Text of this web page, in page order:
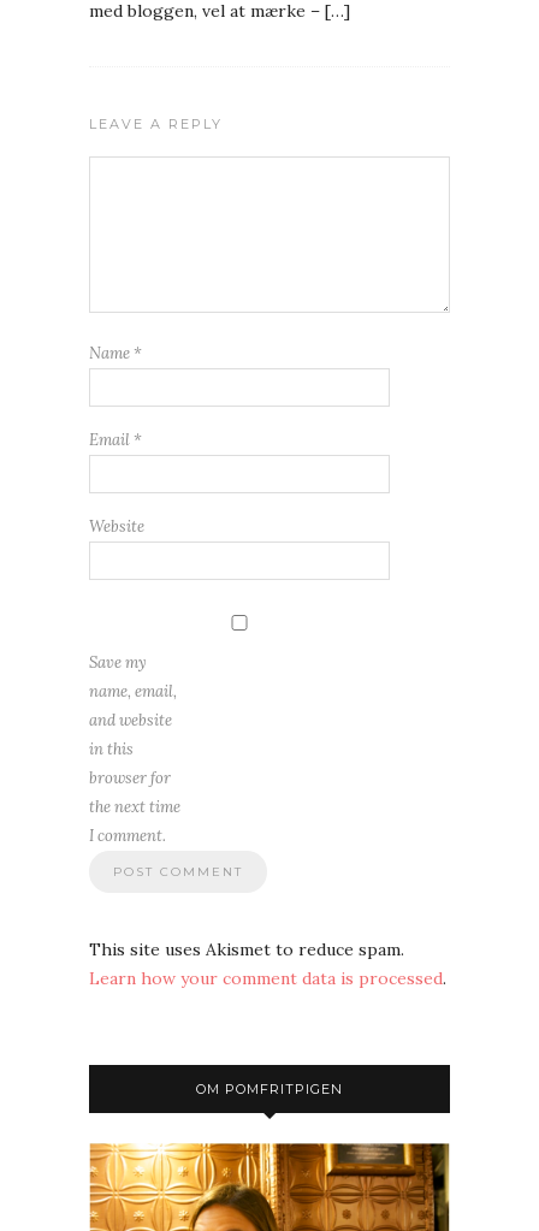
med bloggen, vel at mærke – […]
LEAVE A REPLY
Name *
Email *
Website
Save my
name, email,
and website
in this
browser for
the next time
I comment.
This site uses Akismet to reduce spam.
Learn how your comment data is processed.
OM POMFRITPIGEN